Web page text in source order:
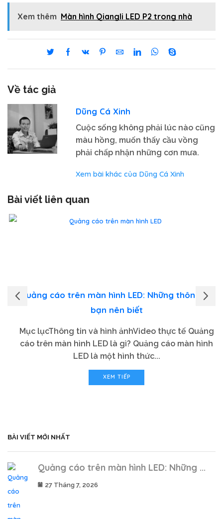
Xem thêm Màn hình Qiangli LED P2 trong nhà
Về tác giả
Dũng Cá Xinh
Cuộc sống không phải lúc nào cũng
màu hồng, muốn thấy cầu vồng
phải chấp nhận những cơn mưa.
Xem bài khác của Dũng Cá Xinh
Bài viết liên quan
Quảng cáo trên màn hình LED: Những thông tin
bạn nên biết
Mục lụcThông tin và hình ảnhVideo thực tế Quảng
cáo trên màn hình LED là gì? Quảng cáo màn hình
LED là một hình thức...
XEM TIẾP
BÀI VIẾT MỚI NHẤT
Quảng cáo trên màn hình LED: Những ...
27 Tháng 7, 2026